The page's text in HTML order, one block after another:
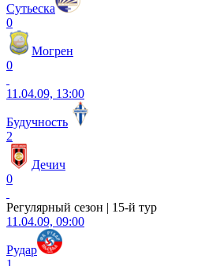
Сутьеска
0
Могрен
0
11.04.09, 13:00
Будучность
2
Дечич
0
Регулярный сезон | 15-й тур
11.04.09, 09:00
Рудар